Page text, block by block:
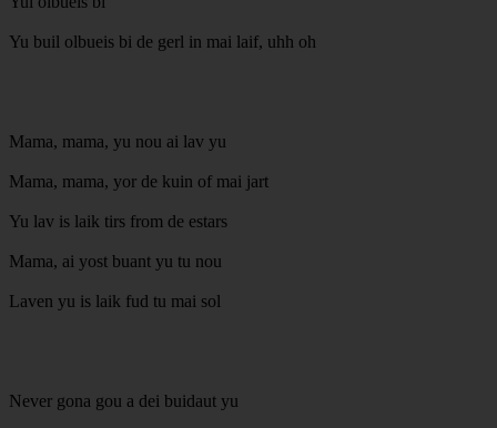
Yu buil olbueis bi de gerl in mai laif, uhh oh
Mama, mama, yu nou ai lav yu
Mama, mama, yor de kuin of mai jart
Yu lav is laik tirs from de estars
Mama, ai yost buant yu tu nou
Laven yu is laik fud tu mai sol
Never gona gou a dei buidaut yu